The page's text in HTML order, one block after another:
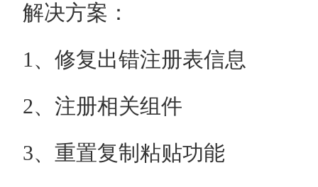
解决方案：
1、修复出错注册表信息
2、注册相关组件
3、重置复制粘贴功能